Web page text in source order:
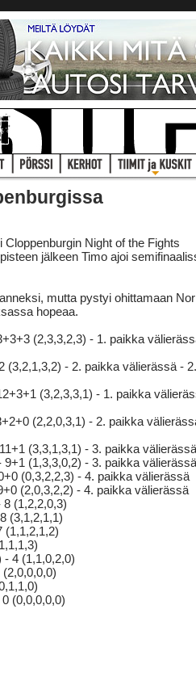
Night of the Fights
jälkeen Timo ajoi
mutta pystyi ohittamaan
hopeaa.
(2,3,3,2,3) - 1. paikka
(3,2,1,3,2) - 2. paikka välierässä -
(3,2,3,3,1) - 1. paikka
(2,2,0,3,1) - 2. paikka
(3,3,1,3,1) - 3. paikka välierässä
(1,3,3,0,2) - 3. paikka välierässä
(0,3,2,2,3) - 4. paikka välierässä
(2,0,3,2,2) - 4. paikka välierässä
(1,2,2,0,3)
(3,1,2,1,1)
(1,1,2,1,2)
- 4 (1,1,0,2,0)
(0,0,0,0,0)